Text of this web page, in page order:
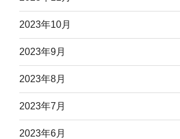
2023年10月
2023年9月
2023年8月
2023年7月
2023年6月